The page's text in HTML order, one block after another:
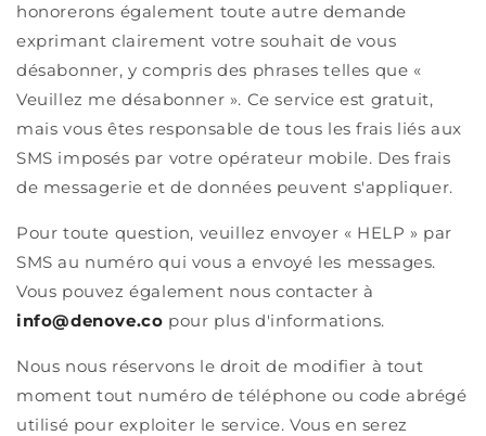
honorerons également toute autre demande
exprimant clairement votre souhait de vous
désabonner, y compris des phrases telles que «
Veuillez me désabonner ». Ce service est gratuit,
mais vous êtes responsable de tous les frais liés aux
SMS imposés par votre opérateur mobile. Des frais
de messagerie et de données peuvent s'appliquer.
Pour toute question, veuillez envoyer « HELP » par
SMS au numéro qui vous a envoyé les messages.
Vous pouvez également nous contacter à
info@denove.co pour plus d'informations.
Nous nous réservons le droit de modifier à tout
moment tout numéro de téléphone ou code abrégé
utilisé pour exploiter le service. Vous en serez